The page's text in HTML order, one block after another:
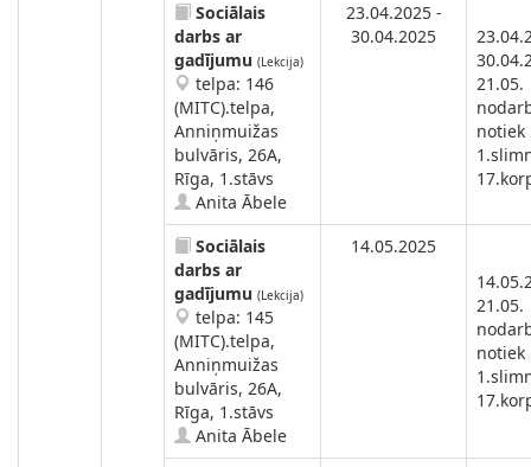
Sociālais
darbs ar
gadījumu (Lekcija)
telpa: 146
(MITC).telpa,
Anniņmuižas
bulvāris, 26A,
Rīga, 1.stāvs
Anita Ābele
23.04.2025 -
30.04.2025
21.05.
notiek
Sociālais
darbs ar
gadījumu (Lekcija)
telpa: 145
(MITC).telpa,
Anniņmuižas
bulvāris, 26A,
Rīga, 1.stāvs
Anita Ābele
14.05.2025
21.05.
notiek